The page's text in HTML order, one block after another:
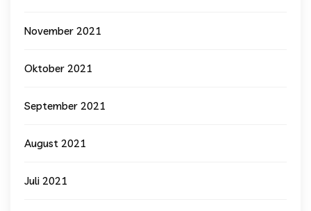
November 2021
Oktober 2021
September 2021
August 2021
Juli 2021